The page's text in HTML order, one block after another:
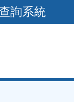
詢系統